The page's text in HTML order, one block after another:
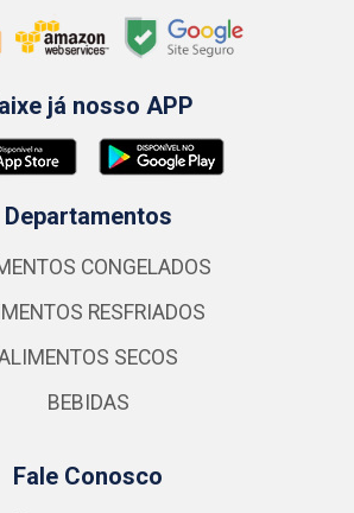
já nosso APP
Departamentos
CONGELADOS
RESFRIADOS
SECOS
BEBIDAS
Fale Conosco